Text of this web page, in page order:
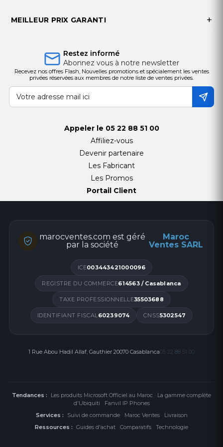
Catégorie
Disque dur Seagate
Numéro de pièce
ST12000NM0008
ID des produits
732103
Capacité
12 To
Facteur de forme
3,5 pouces x 1/3H (interne)
Interface
Serial ATA (SATA)
vitesse de broche
7200 tr/min
512e
Plateau échangeable à chaud
Seagate
Exos
Garantie avant défaillance
MEILLEUR PRIX GARANTI
Restez informé
Abonnez vous à notre newsletter
Recevez nos offres Flash, Nouvelles promotions et spécialement les ventes
privées réservées aux membres de notre liste de ventes privées.
Appeler le 05 22 88 51 00
Affiliez-vous
Devenir partenaire
Les Fabricant
Les Promos
Portail Client
marocventes.com est géré
par la société
Maroc
Ventes SARL
ICE003443421000096
REGISTRE DU COMMERCE614563 / Casablanca
TAXE PROFESSIONNELLE35503688
IDENTIFIANT FISCAL60239074 CNSS5302547
1 Rue Abou Hadil Allaf, Gauthier 20070 Casablanca05 22 88 51 00
Tendances : Les produits Microsoft Officiel au Maroc · La gamme complète
d'Ubiquiti · Fanvil IP Phones
Services :
Suivi de commande· Maroc Ventes· Livraison
Ressources : Guides d'achat · Comparatifs · Technologie